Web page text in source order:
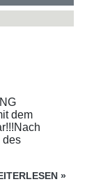
dem
des
»